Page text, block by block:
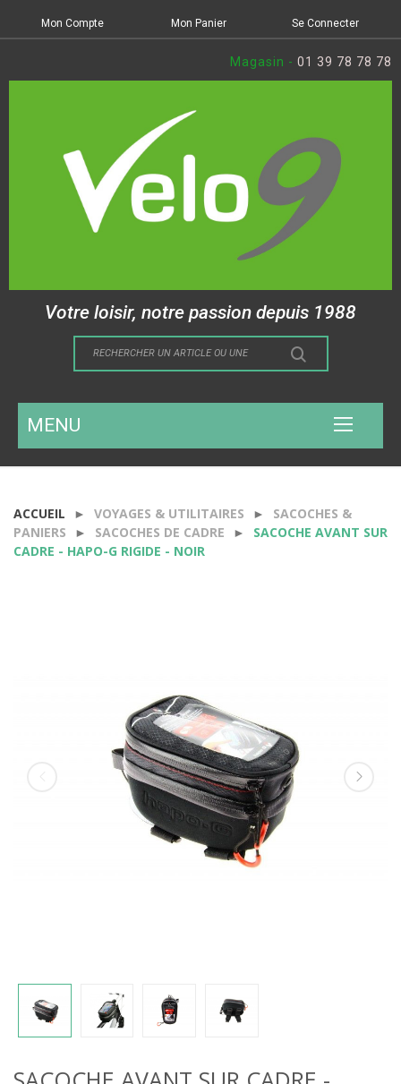
Mon Compte Mon Panier Se Connecter
Magasin - 01 39 78 78 78
Votre loisir, notre passion depuis 1988
MENU
ACCUEIL VOYAGES & UTILITAIRES
SACOCHES &
PANIERS
SACOCHES DE CADRE
SACOCHE AVANT SUR
CADRE - HAPO-G RIGIDE - NOIR